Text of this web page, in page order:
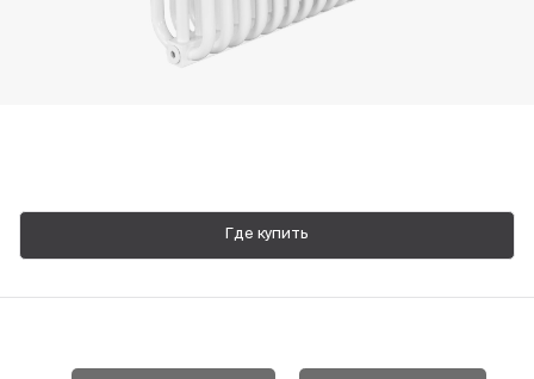
Пн-Пт, 9:00—18:00
Где купить